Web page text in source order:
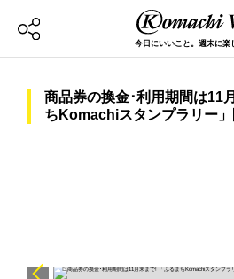
今日にいいこと。週末に楽
商品券の換金･利用期間は11
ちKomachiスタンプラリー